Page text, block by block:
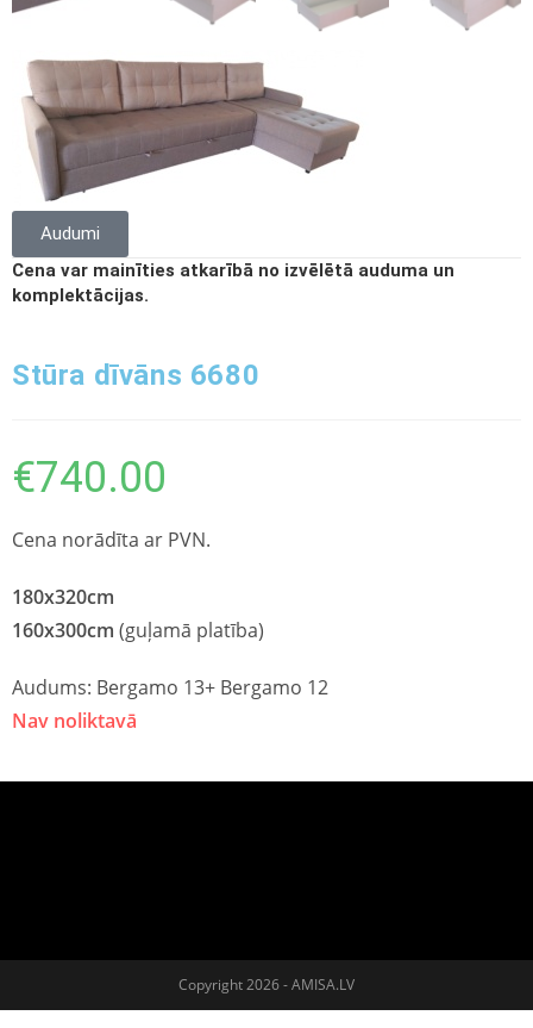
Audumi
Cena var mainīties atkarībā no izvēlētā auduma un
komplektācijas.
Stūra dīvāns 6680
€740.00
Cena norādīta ar PVN.
180x320cm
160x300cm (guļamā platība)
Audums: Bergamo 13+ Bergamo 12
Nav noliktavā
Copyright 2026 - AMISA.LV